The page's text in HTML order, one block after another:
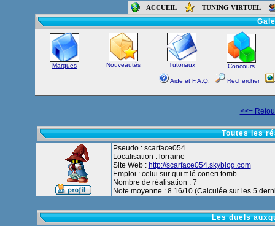
ACCUEIL TUNING VIRTUEL
Accueil-
Marques Nouveautés Tutoriaux Concours
Aide et F.A.Q. Rechercher
<<=
Toutes les
Pseudo : scarface054
Localisation : lorraine
Site Web : http://scarface054.skyblog.com
Emploi : celui sur qui tt lé coneri tomb
Nombre de réalisation : 7
Note moyenne : 8.16/10 (Calculée sur les 5
Les duels